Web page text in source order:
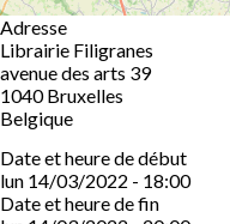
Adresse
Librairie Filigranes
avenue des arts 39
1040 Bruxelles
Belgique
Date et heure de début
lun 14/03/2022 - 18:00
Date et heure de fin